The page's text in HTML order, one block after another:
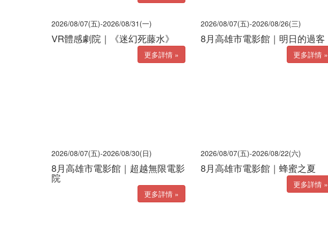
2026/08/07(五)-2026/08/31(一)
VR體感劇院｜《迷幻死藤水》
更多詳情 »
2026/08/07(五)-2026/08/26(三)
8月高雄市電影館｜明日的過客
更多詳情 »
2026/08/07(五)-2026/08/30(日)
8月高雄市電影館｜超越無限電影
院
更多詳情 »
2026/08/07(五)-2026/08/22(六)
8月高雄市電影館｜蜂蜜之夏
更多詳情 »